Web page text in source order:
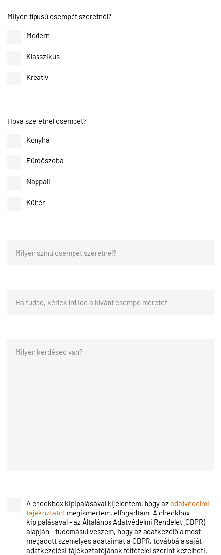
Milyen típusú csempét szeretnél?
Modern
Klasszikus
Kreatív
Hova szeretnél csempét?
Konyha
Fürdőszoba
Nappali
Kültér
A checkbox kipipálásával kijelentem, hogy azadatvédelmi
tájékoztatót megismertem, elfogadtam. A checkbox
kipipálásával - az Általános Adatvédelmi Rendelet (GDPR)
alapján - tudomásul veszem, hogy az adatkezelő a most
megadott személyes adataimat a GDPR, továbbá a saját
adatkezelési tájékoztatójának feltételei szerint kezelheti.